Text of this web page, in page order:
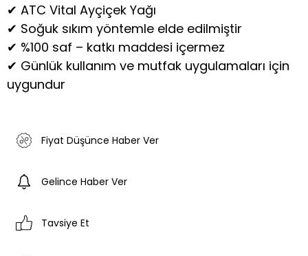
✔ ATC Vital Ayçiçek Yağı
✔ Soğuk sıkım yöntemle elde edilmiştir
✔ %100 saf – katkı maddesi içermez
✔ Günlük kullanım ve mutfak uygulamaları için
uygundur
Fiyat Düşünce Haber Ver
Gelince Haber Ver
Tavsiye Et